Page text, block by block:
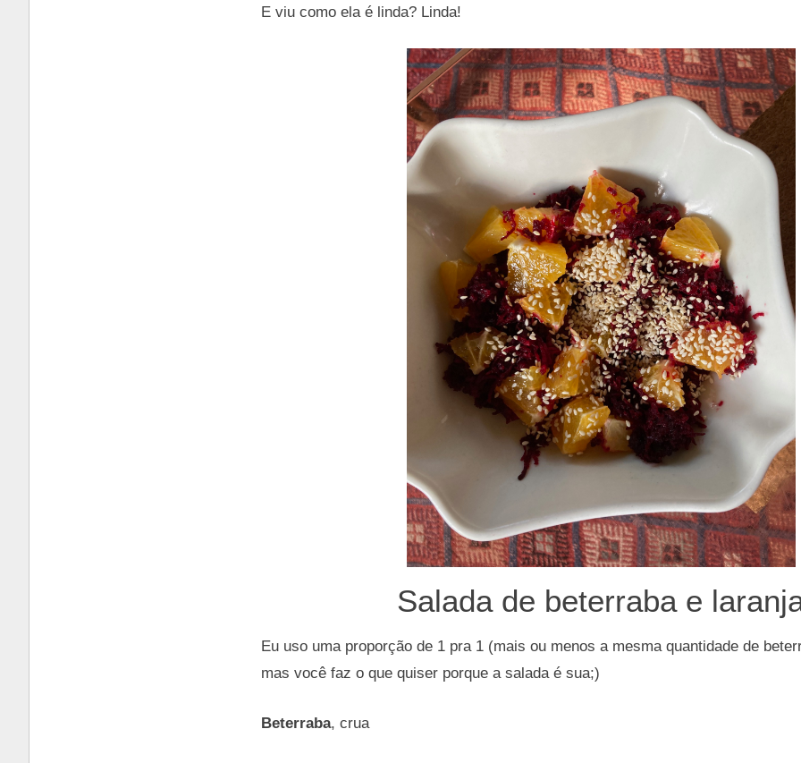
E viu como ela é linda? Linda!
Salada de beterraba e
Eu uso uma proporção de 1 pra 1 (mais ou menos a mesma quantidade de
mas você faz o que quiser porque a salada é sua;)
Beterraba, crua